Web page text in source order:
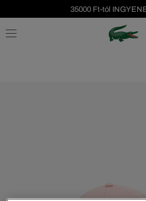
35000 Ft-tól
Szezonális